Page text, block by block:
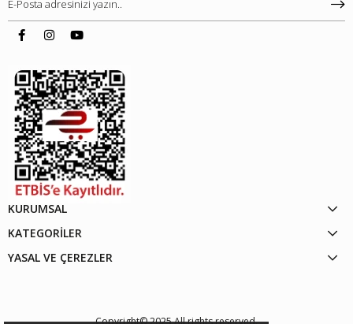
KURUMSAL
KATEGORİLER
YASAL VE ÇEREZLER